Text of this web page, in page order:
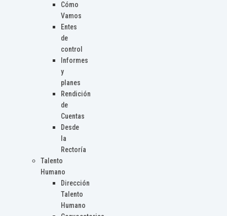
Cómo
Vamos
Entes
de
control
Informes
y
planes
Rendición
de
Cuentas
Desde
la
Rectoría
Talento
Humano
Dirección
Talento
Humano